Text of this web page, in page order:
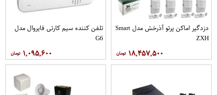
دزدگیر اماکن پرتو آذرخش مدل Smart
ZXH
۱۸,۴۵۷,۵۰۰
تلفن کننده سیم کارتی فایروال مدل
G6
۱,۰۹۵,۶۰۰